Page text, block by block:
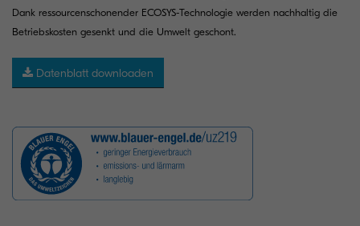
Dank ressourcenschonender ECOSYS-Technologie werden nachhaltig die
Betriebskosten gesenkt und die Umwelt geschont.
Datenblatt downloaden